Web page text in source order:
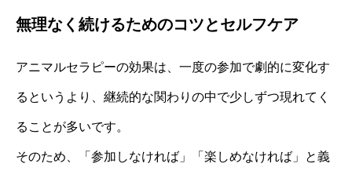
無理なく続けるためのコツとセルフケア
アニマルセラピーの効果は、一度の参加で劇的に変化す
るというより、継続的な関わりの中で少しずつ現れてく
ることが多いです。
そのため、「参加しなければ」「楽しめなければ」と義